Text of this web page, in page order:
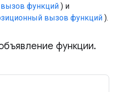
функций ) и
вызов функций ).
функции.